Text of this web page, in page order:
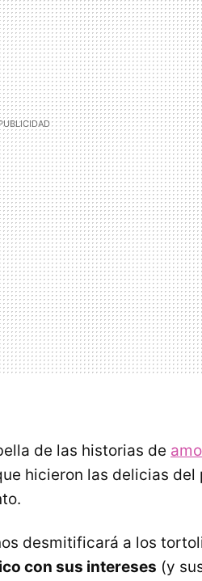
de las historias de
hicieron las delicias del
desmitificará a los
con sus intereses (y